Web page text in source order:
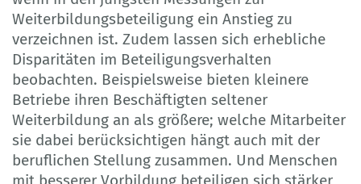
Weiterbildungsbeteiligung ein Anstieg zu
verzeichnen ist. Zudem lassen sich erhebliche
Disparitäten im Beteiligungsverhalten
beobachten. Beispielsweise bieten kleinere
Betriebe ihren Beschäftigten seltener
Weiterbildung an als größere; welche Mitarbeiter
sie dabei berücksichtigen hängt auch mit der
beruflichen Stellung zusammen. Und Menschen
mit besserer Vorbildung beteiligen sich stärker